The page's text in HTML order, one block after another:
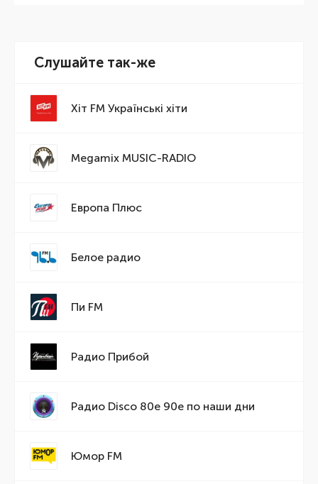
Слушайте так-же
Хіт FM Українські хіти
Megamix MUSIC-RADIO
Европа Плюс
Белое радио
Пи FM
Радио Прибой
Радио Disco 80е 90е по наши дни
Юмор FM